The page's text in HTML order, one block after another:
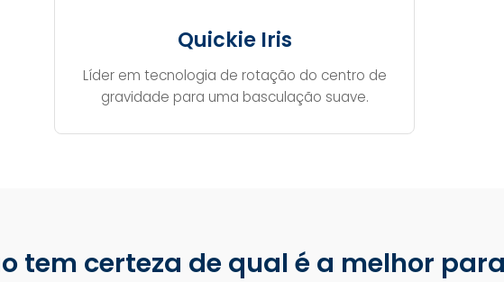
Quickie Iris
Líder em tecnologia de rotação do centro de
gravidade para uma basculação suave.
tem certeza de qual é a melhor